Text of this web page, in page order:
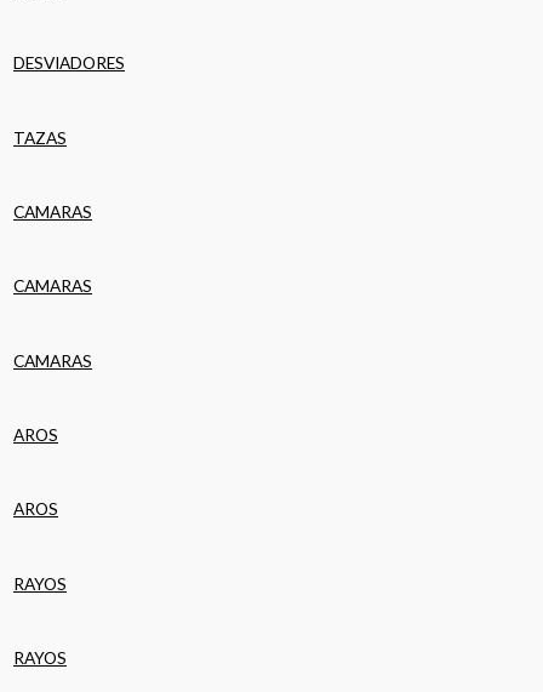
DESVIADORES
TAZAS
CAMARAS
CAMARAS
CAMARAS
AROS
AROS
RAYOS
RAYOS